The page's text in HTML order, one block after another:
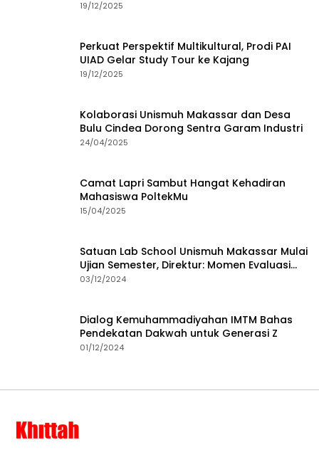
dan Budaya Lokal
19/12/2025
Perkuat Perspektif Multikultural, Prodi PAI
UIAD Gelar Study Tour ke Kajang
19/12/2025
Kolaborasi Unismuh Makassar dan Desa
Bulu Cindea Dorong Sentra Garam Industri
24/04/2025
Camat Lapri Sambut Hangat Kehadiran
Mahasiswa PoltekMu
15/04/2025
Satuan Lab School Unismuh Makassar Mulai
Ujian Semester, Direktur: Momen Evaluasi
Proses Pembelajaran
03/12/2024
Dialog Kemuhammadiyahan IMTM Bahas
Pendekatan Dakwah untuk Generasi Z
01/12/2024